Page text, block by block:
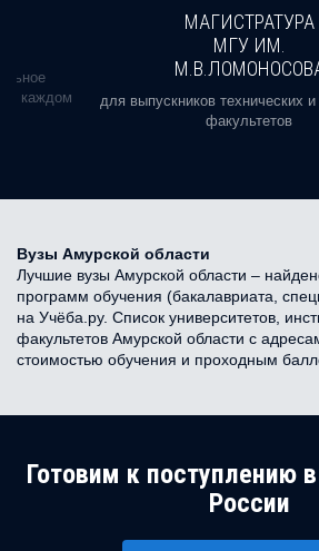
в каждом
МАГИСТРАТУРА
МГУ ИМ.
для выпускников технических
факультетов
Вузы Амурской области
Лучшие вузы Амурской области –
программ обучения (бакалавриата,
на Учёба.ру. Список университетов,
факультетов Амурской области с
стоимостью обучения и проходным
Готовим к поступлению
России